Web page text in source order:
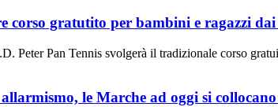
corso gratutito per bambini e ragazzi
Peter Pan Tennis svolgerà il tradizionale corso
le Marche ad oggi si